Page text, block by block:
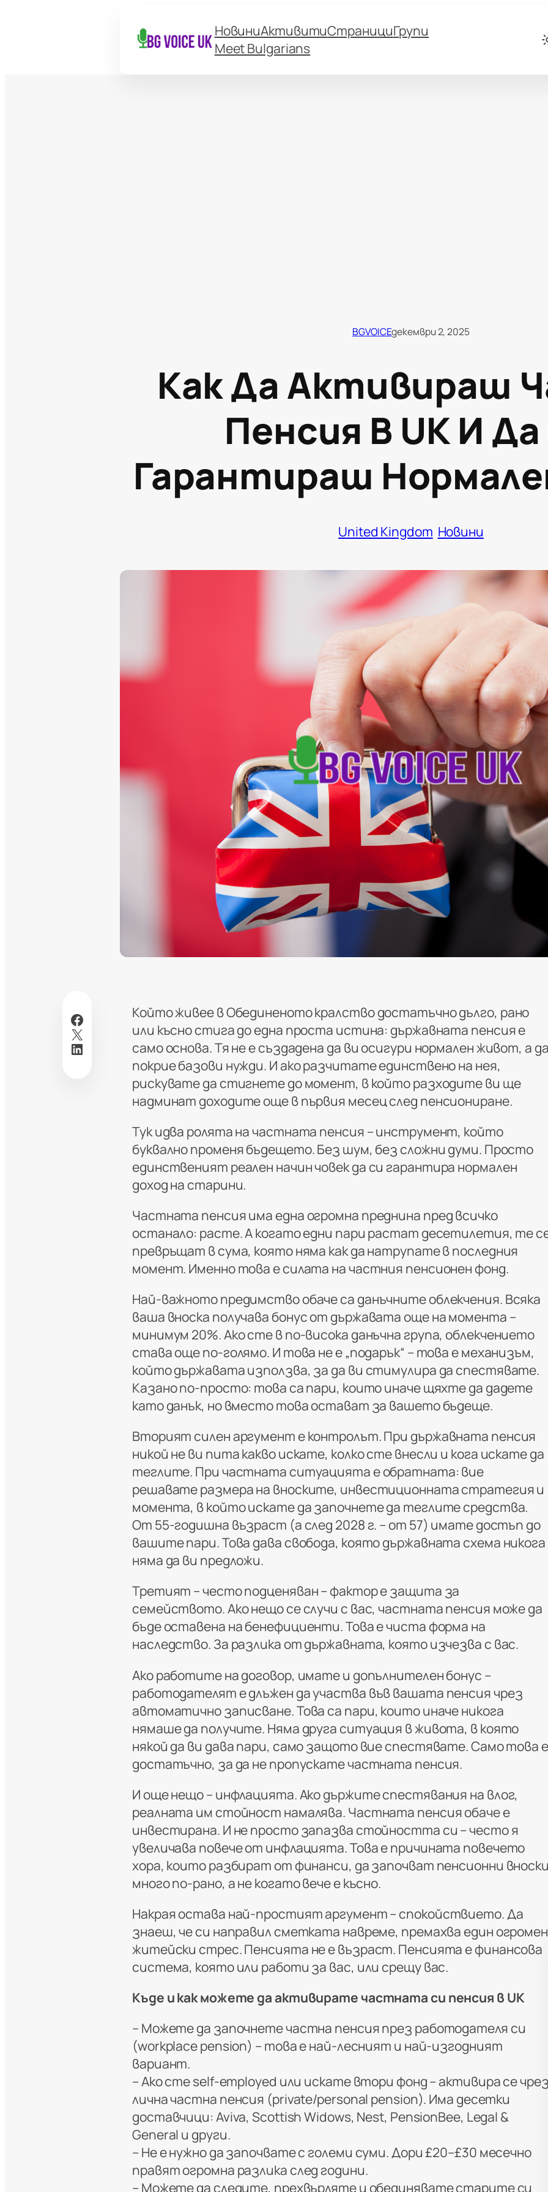
НовиниАктивитиСтранициГрупи
Meet Bulgarians
BGVOICEдекември 2, 2025
Как Да Активираш
Пенсия В UK И
Гарантираш
United Kingdom Новини
Facebook
X
LinkedIn
Който живее в Обединеното кралство достатъчно дълго, рано
или късно стига до една проста истина: държавната пенсия е
само основа. Тя не е създадена да ви осигури нормален живот, а да
покрие базови нужди. И ако разчитате единствено на нея,
рискувате да стигнете до момент, в който разходите ви ще
надминат доходите още в първия месец след пенсиониране.
Тук идва ролята на частната пенсия – инструмент, който
буквално променя бъдещето. Без шум, без сложни думи. Просто
единственият реален начин човек да си гарантира нормален
доход на старини.
Частната пенсия има една огромна преднина пред всичко
останало: расте. А когато едни пари растат десетилетия, те
превръщат в сума, която няма как да натрупате в последния
момент. Именно това е силата на частния пенсионен фонд.
Най-важното предимство обаче са данъчните облекчения. Всяка
ваша вноска получава бонус от държавата още на момента –
минимум 20%. Ако сте в по-висока данъчна група, облекчението
става още по-голямо. И това не е „подарък“ – това е механизъм,
който държавата използва, за да ви стимулира да спестявате.
Казано по-просто: това са пари, които иначе щяхте да дадете
като данък, но вместо това остават за вашето бъдеще.
Вторият силен аргумент е контролът. При държавната пенсия
никой не ви пита какво искате, колко сте внесли и кога искате да
теглите. При частната ситуацията е обратната: вие
решавате размера на вноските, инвестиционната стратегия и
момента, в който искате да започнете да теглите средства.
От 55-годишна възраст (а след 2028 г. – от 57) имате достъп до
вашите пари. Това дава свобода, която държавната схема никога
няма да ви предложи.
Третият – често подценяван – фактор е защита за
семейството. Ако нещо се случи с вас, частната пенсия може да
бъде оставена на бенефициенти. Това е чиста форма на
наследство. За разлика от държавната, която изчезва с вас.
Ако работите на договор, имате и допълнителен бонус –
работодателят е длъжен да участва във вашата пенсия чрез
автоматично записване. Това са пари, които иначе никога
нямаше да получите. Няма друга ситуация в живота, в която
някой да ви дава пари, само защото вие спестявате. Само това е
достатъчно, за да не пропускате частната пенсия.
И още нещо – инфлацията. Ако държите спестявания на влог,
реалната им стойност намалява. Частната пенсия обаче е
инвестирана. И не просто запазва стойността си – често я
увеличава повече от инфлацията. Това е причината повечето
хора, които разбират от финанси, да започват пенсионни вноски
много по-рано, а не когато вече е късно.
Накрая остава най-простият аргумент – спокойствието. Да
знаеш, че си направил сметката навреме, премахва един огромен
житейски стрес. Пенсията не е възраст. Пенсията е финансова
система, която или работи за вас, или срещу вас.
Къде и как можете да активирате частната си пенсия в UK
– Можете да започнете частна пенсия през работодателя си
(workplace pension) – това е най-лесният и най-изгодният
вариант.
– Ако сте self-employed или искате втори фонд – активира се чрез
лична частна пенсия (private/personal pension). Има десетки
доставчици: Aviva, Scottish Widows, Nest, PensionBee, Legal &
General и други.
– Не е нужно да започвате с големи суми. Дори £20–£30 месечно
правят огромна разлика след години.
– Можете да следите, прехвърляте и обединявате старите си